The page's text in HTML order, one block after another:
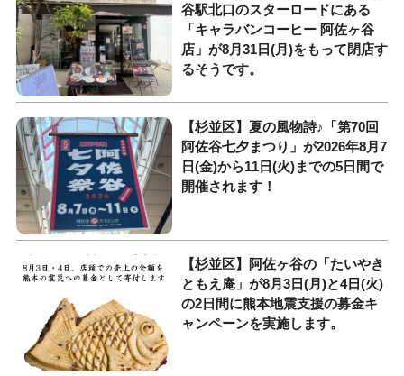
谷駅北口のスターロードにある
「キャラバンコーヒー 阿佐ヶ谷
店」が8月31日(月)をもって閉店す
るそうです。
【杉並区】夏の風物詩♪「第70回
阿佐谷七夕まつり」が2026年8月7
日(金)から11日(火)までの5日間で
開催されます！
【杉並区】阿佐ヶ谷の「たいやき
ともえ庵」が8月3日(月)と4日(火)
の2日間に熊本地震支援の募金キ
ャンペーンを実施します。